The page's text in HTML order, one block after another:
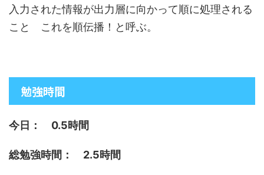
入力された情報が出力層に向かって順に処理される
こと これを順伝播！と呼ぶ。
勉強時間
今日： 0.5時間
総勉強時間： 2.5時間